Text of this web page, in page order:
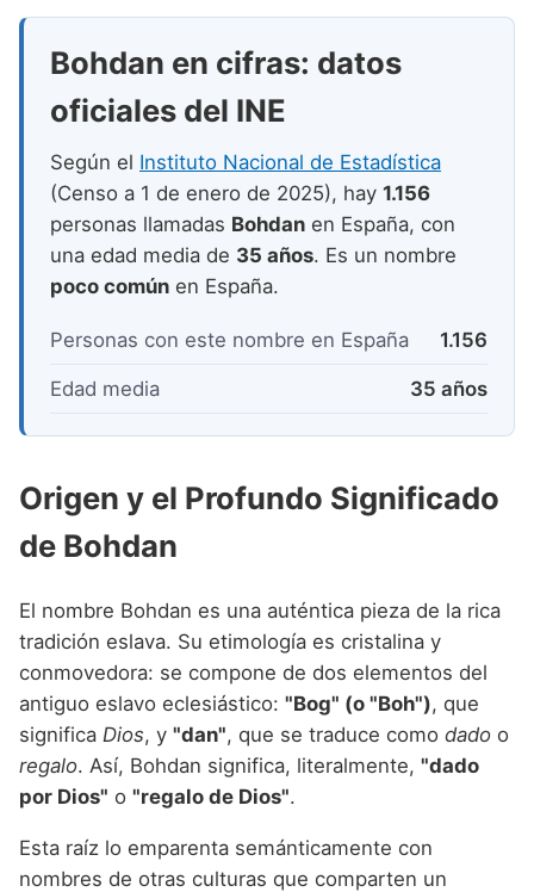
Nombres de niño que empiezan por Q
Nombres de niño que empiezan por R
Nombres de niño que empiezan por S
Nombres de niño que empiezan por T
Nombres de niño que empiezan por U
Nombres de niño que empiezan por V
Nombres de niño que empiezan por W
Nombres de niño que empiezan por X
Nombres de niño que empiezan por Y
Nombres de niño que empiezan por Z
Nombres de Niño Vascos
Nombres de Niño Suecos
Bohdan en cifras: datos
oficiales del INE
Según el Instituto Nacional de Estadística
(Censo a 1 de enero de 2025), hay 1.156
personas llamadas Bohdan en España, con
una edad media de 35 años. Es un nombre
poco común en España.
Personas con este nombre en España 1.156
Edad media 35 años
Origen y el Profundo Significado
de Bohdan
El nombre Bohdan es una auténtica pieza de la rica
tradición eslava. Su etimología es cristalina y
conmovedora: se compone de dos elementos del
antiguo eslavo eclesiástico: "Bog" (o "Boh"), que
significa Dios, y "dan", que se traduce como dado o
regalo. Así, Bohdan significa, literalmente, "dado
por Dios" o "regalo de Dios".
Esta raíz lo emparenta semánticamente con
nombres de otras culturas que comparten un